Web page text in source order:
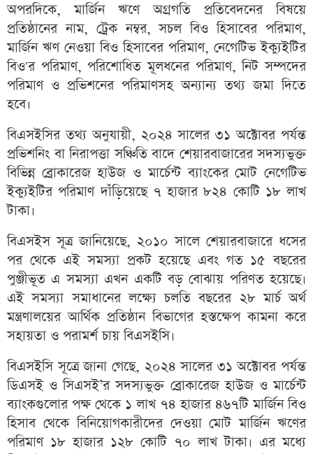
অপরদিকে, মার্জিন ঋণে অগ্রগতি প্রতিবেদনের বিষয়ে
প্রতিষ্ঠানের নাম, ট্রেক নম্বর, সচল বিও হিসাবের পরিমাণ,
মার্জিন ঋণ নেওয়া বিও হিসাবের পরিমাণ, নেগেটিভ ইক্যুইটির
বিও'র পরিমাণ, পরিশোধিত মূলধনের পরিমাণ, নিট সম্পদের
পরিমাণ ও প্রভিশনের পরিমাণসহ অন্যান্য তথ্য জমা দিতে
হবে।
বিএসইসির তথ্য অনুযায়ী, ২০২৪ সালের ৩১ অক্টোবর পর্যন্ত
প্রভিশনিং বা নিরাপত্তা সঞ্চিতি বাদে শেয়ারবাজারের সদস্যভুক্ত
বিভিন্ন ব্রোকারেজ হাউজ ও মার্চেন্ট ব্যাংকের মোট নেগেটিভ
ইক্যুইটির পরিমাণ দাঁড়িয়েছে ৭ হাজার ৮২৪ কোটি ১৮ লাখ
টাকা।
বিএসইস সূত্র জানিয়েছে, ২০১০ সালে শেয়ারবাজারে ধসের
পর থেকে এই সমস্যা প্রকট হয়েছে এবং গত ১৫ বছরের
পুঞ্জীভূত এ সমস্যা এখন একটি বড় বোঝায় পরিণত হয়েছে।
এই সমস্যা সমাধানের লক্ষ্যে চলতি বছরের ২৮ মার্চ অর্থ
মন্ত্রণালয়ের আর্থিক প্রতিষ্ঠান বিভাগের হস্তক্ষেপ কামনা করে
সহায়তা ও পরামর্শ চায় বিএসইসি।
বিএসইসি সূত্রে জানা গেছে, ২০২৪ সালের ৩১ অক্টোবর পর্যন্ত
ডিএসই ও সিএসই’র সদস্যভুক্ত ব্রোকারেজ হাউজ ও মার্চেন্ট
ব্যাংকগুলোর পক্ষ থেকে ১ লাখ ৭৪ হাজার ৪৬৭টি মার্জিন বিও
হিসাব থেকে বিনিয়োগকারীদের দেওয়া মোট মার্জিন ঋণের
পরিমাণ ১৮ হাজার ১২৮ কোটি ৭০ লাখ টাকা। এর মধ্যে